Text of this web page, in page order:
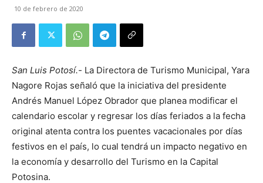
10 de febrero de 2020
San Luis Potosí.- La Directora de Turismo Municipal, Yara
Nagore Rojas señaló que la iniciativa del presidente
Andrés Manuel López Obrador que planea modificar el
calendario escolar y regresar los días feriados a la fecha
original atenta contra los puentes vacacionales por días
festivos en el país, lo cual tendrá un impacto negativo en
la economía y desarrollo del Turismo en la Capital
Potosina.